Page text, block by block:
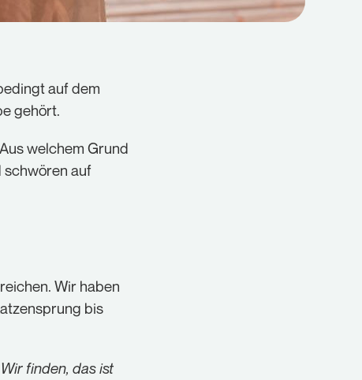
auf dem
gehört.
welchem Grund
schwören auf
Wir haben
bis
finden, das ist